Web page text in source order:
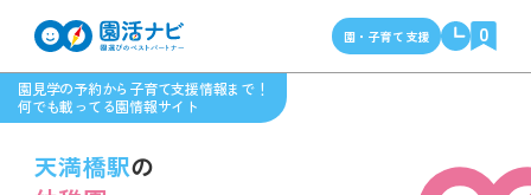
園見学の予約から子育て支援情報まで！
何でも載ってる園情報サイト
園・子育て支援 0
天満橋駅の